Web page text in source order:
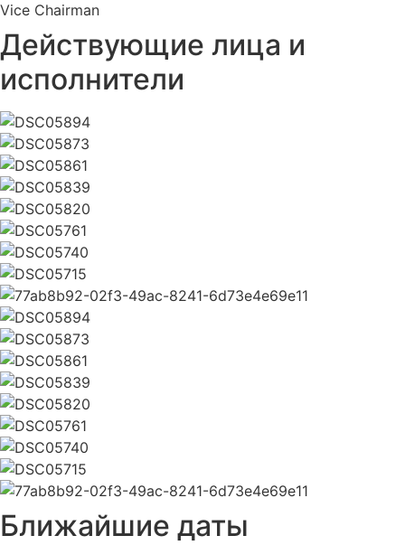
Vice Chairman
Действующие лица и
исполнители
Ближайшие даты